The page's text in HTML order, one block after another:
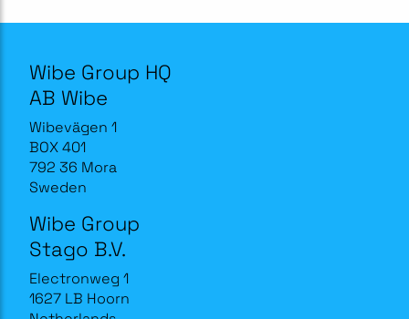
Wibe Group HQ
AB Wibe
Wibevägen 1
BOX 401
792 36 Mora
Sweden
Wibe Group
Stago B.V.
Electronweg 1
1627 LB Hoorn